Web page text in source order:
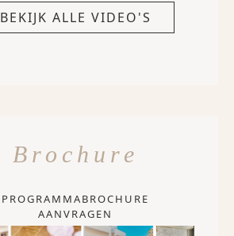
BEKIJK ALLE VIDEO'S
Brochure
PROGRAMMABROCHURE
AANVRAGEN